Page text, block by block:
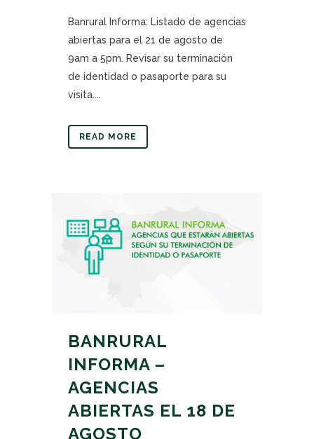
Banrural Informa: Listado de agencias
abiertas para el 21 de agosto de
9am a 5pm. Revisar su terminación
de identidad o pasaporte para su
visita....
READ MORE
BANRURAL
INFORMA –
AGENCIAS
ABIERTAS EL 18 DE
AGOSTO